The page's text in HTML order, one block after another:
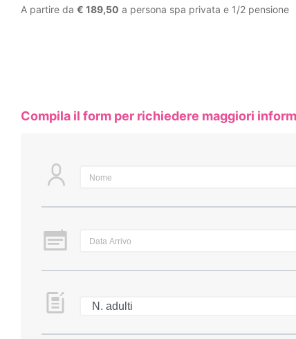
A partire da € 189,50 a persona spa privata e 1/2 pensione
Compila il form per richiedere maggiori